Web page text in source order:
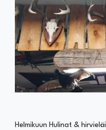
Helmikuun Hulinat &